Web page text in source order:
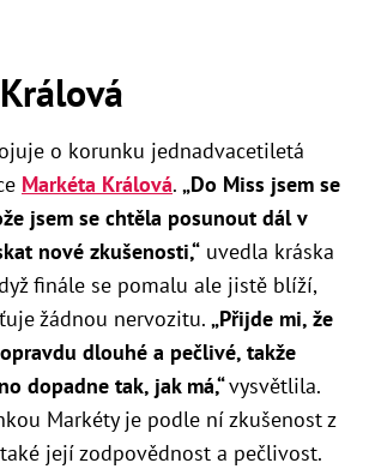
o korunku jednadvacetiletá
Markéta Králová. „Do Miss jsem se
jsem se chtěla posunout dál v
nové zkušenosti,“ uvedla kráska
finále se pomalu ale jistě blíží,
žádnou nervozitu. „Přijde mi, že
dlouhé a pečlivé, takže
dopadne tak, jak má,“vysvětlila.
Markéty je podle ní zkušenost z
její zodpovědnost a pečlivost.